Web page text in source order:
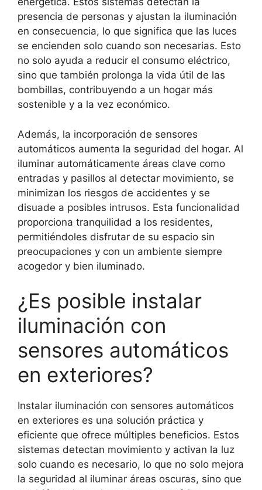
presencia de personas y ajustan la iluminación
en consecuencia, lo que significa que las luces
se encienden solo cuando son necesarias. Esto
no solo ayuda a reducir el consumo eléctrico,
sino que también prolonga la vida útil de las
bombillas, contribuyendo a un hogar más
sostenible y a la vez económico.
Además, la incorporación de sensores
automáticos aumenta la seguridad del hogar. Al
iluminar automáticamente áreas clave como
entradas y pasillos al detectar movimiento, se
minimizan los riesgos de accidentes y se
disuade a posibles intrusos. Esta funcionalidad
proporciona tranquilidad a los residentes,
permitiéndoles disfrutar de su espacio sin
preocupaciones y con un ambiente siempre
acogedor y bien iluminado.
¿Es posible instalar
iluminación con
sensores automáticos
en exteriores?
Instalar iluminación con sensores automáticos
en exteriores es una solución práctica y
eficiente que ofrece múltiples beneficios. Estos
sistemas detectan movimiento y activan la luz
solo cuando es necesario, lo que no solo mejora
la seguridad al iluminar áreas oscuras, sino que